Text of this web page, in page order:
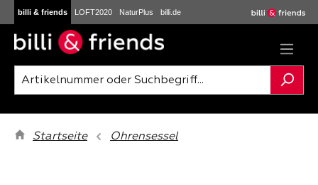
Zum Hauptinhalt springen
billi & friends LOFT2020 NaturPlus billi.de
Startseite Ohrensessel